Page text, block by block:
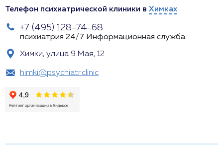
Телефон психиатрической клиники в Химках
+7 (495) 128-74-68
психиатрия 24/7 Информационная служба
Химки, улица 9 Мая, 12
himki@psychiatr.clinic